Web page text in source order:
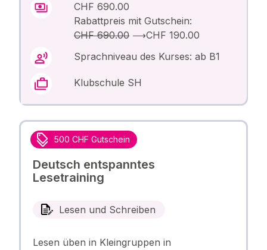
CHF 690.00
Rabattpreis mit Gutschein:
CHF 690.00⟶CHF 190.00
Sprachniveau des Kurses: ab B1
Klubschule SH
500 CHF Gutschein
Deutsch entspanntes
Lesetraining
Lesen und Schreiben
Lesen üben in Kleingruppen in